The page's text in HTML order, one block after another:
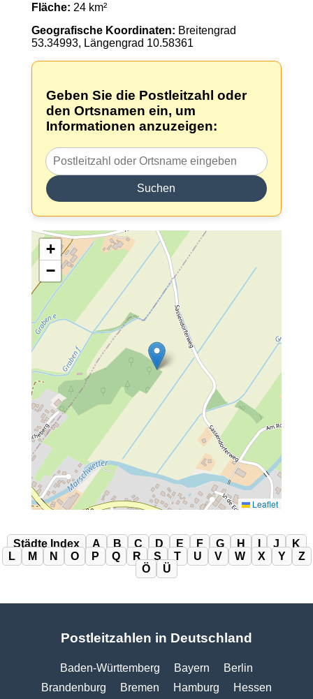
Fläche: 24 km²
Geografische Koordinaten: Breitengrad
53.34993, Längengrad 10.58361
Geben Sie die Postleitzahl oder
den Ortsnamen ein, um
Informationen anzuzeigen:
Suchen
+
−
Leaflet
Städte Index A B C D E F G H J
K
L
M N O P Q R S T U V W X Y
Z
Ö
Ü
Postleitzahlen in Deutschland
Baden-Württemberg Bayern
Berlin
Brandenburg
Bremen Hamburg Hessen